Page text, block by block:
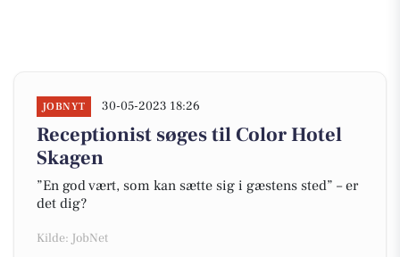
JOBNYT 30-05-2023 18:26
Receptionist søges til Color Hotel
Skagen
”En god vært, som kan sætte sig i gæstens sted” – er
det dig?
Kilde: JobNet